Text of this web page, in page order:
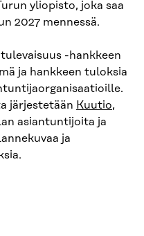
yliopisto, joka saa
2027 mennessä.
-hankkeen
ja hankkeen tuloksia
järjestetään Kuutio,
asiantuntijoita ja
ja